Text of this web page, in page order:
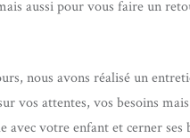
aussi pour vous faire un
nous avons réalisé un
vos attentes, vos besoins
avec votre enfant et cerner